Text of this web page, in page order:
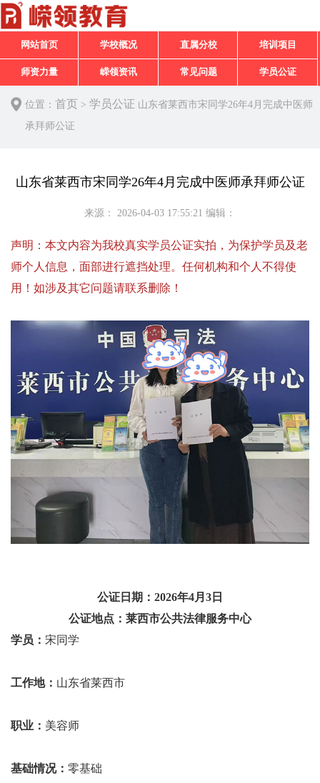
网站首页 学校概况 直属分校 培训项目
师资力量 嵘领资讯 常见问题 学员公证
位置： 首页 > 学员公证 山东省莱西市宋同学26年4月完成中医师
承拜师公证
山东省莱西市宋同学26年4月完成中医师承拜师公证
来源： 2026-04-03 17:55:21 编辑：
声明：本文内容为我校真实学员公证实拍，为保护学员及老
师个人信息，面部进行遮挡处理。任何机构和个人不得使
用！如涉及其它问题请联系删除！
公证日期：2026年4月3日
公证地点：莱西市公共法律服务中心
学员： 宋同学
工作地： 山东省莱西市
职业： 美容师
基础情况： 零基础